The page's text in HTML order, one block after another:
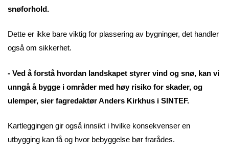
snøforhold.
Dette er ikke bare viktig for plassering av bygninger, det handler
også om sikkerhet.
- Ved å forstå hvordan landskapet styrer vind og snø, kan vi
unngå å bygge i områder med høy risiko for skader, og
ulemper, sier fagredaktør Anders Kirkhus i SINTEF.
Kartleggingen gir også innsikt i hvilke konsekvenser en
utbygging kan få og hvor bebyggelse bør frarådes.